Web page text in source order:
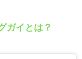
ガイとは？